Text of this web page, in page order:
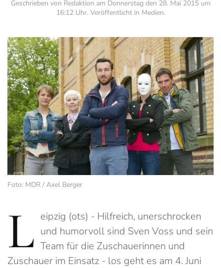
Geschrieben von Redaktion am Donnerstag den 28. Mai 2015 um
16:12 Uhr. Veröffentlicht in Medien.
Foto: MDR / Axel Berger
L eipzig (ots) - Hilfreich, unerschrocken
und humorvoll sind Sven Voss und sein
Team für die Zuschauerinnen und
Zuschauer im Einsatz - los geht es am 4. Juni